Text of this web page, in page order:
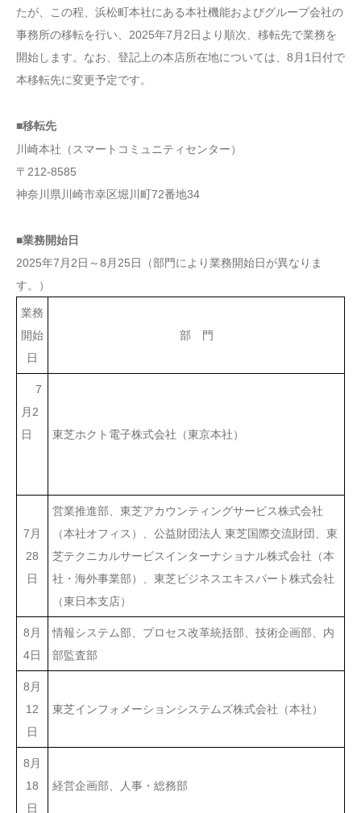
たが、この程、浜松町本社にある本社機能およびグループ会社の
事務所の移転を行い、2025年7月2日より順次、移転先で業務を
開始します。なお、登記上の本店所在地については、8月1日付で
本移転先に変更予定です。
■移転先
川崎本社（スマートコミュニティセンター）
〒212-8585
神奈川県川崎市幸区堀川町72番地34
■業務開始日
2025年7月2日～8月25日（部門により業務開始日が異なりま
す。）
業務
開始
日
部 門
7
月2
日
東芝ホクト電子株式会社（東京本社）
7月
28
日
営業推進部、東芝アカウンティングサービス株式会社
（本社オフィス）、公益財団法人 東芝国際交流財団、東
芝テクニカルサービスインターナショナル株式会社（本
社・海外事業部）、東芝ビジネスエキスパート株式会社
（東日本支店）
8月
4日
情報システム部、プロセス改革統括部、技術企画部、内
部監査部
8月
12
日
東芝インフォメーションシステムズ株式会社（本社）
8月
18
日
経営企画部、人事・総務部